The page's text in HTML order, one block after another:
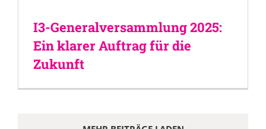
I3-Generalversammlung 2025:
Ein klarer Auftrag für die
Zukunft